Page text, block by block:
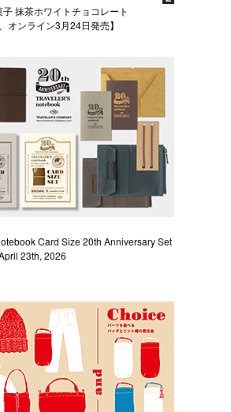
抹茶ホワイトチョコレート
オンライン3月24日発売】
Card Size 20th Anniversary Set
23th, 2026